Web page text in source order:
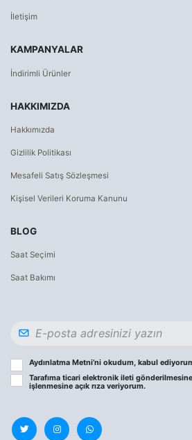
İletişim
KAMPANYALAR
İndirimli Ürünler
HAKKIMIZDA
Hakkımızda
Gizlilik Politikası
Mesafeli Satış Sözleşmesi
Kişisel Verileri Koruma Kanunu
BLOG
Saat Seçimi
Saat Bakımı
Aydınlatma Metni’ni okudum, kabul
Tarafıma ticari elektronik ileti
işlenmesine açık rıza veriyorum.